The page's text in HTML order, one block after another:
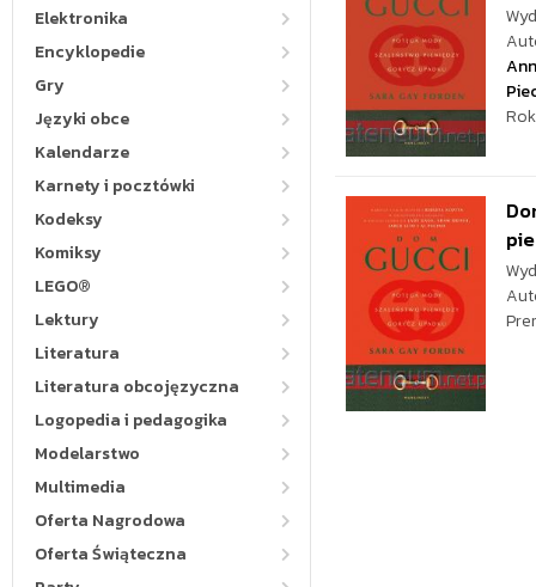
Elektronika
Encyklopedie
Gry
Języki obce
Kalendarze
Karnety i pocztówki
Kodeksy
Komiksy
LEGO®
Lektury
Literatura
Literatura obcojęzyczna
Logopedia i pedagogika
Modelarstwo
Multimedia
Oferta Nagrodowa
Oferta Świąteczna